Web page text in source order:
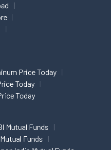
Price Today
Today
Today
Mutual Funds
Funds